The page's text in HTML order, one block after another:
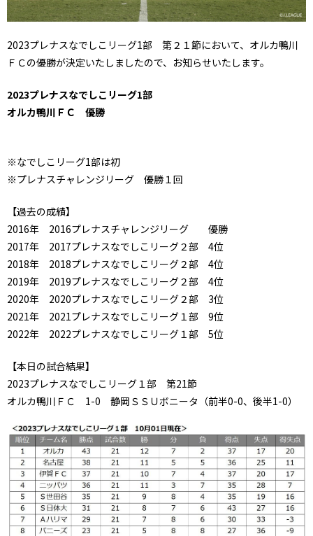
2023プレナスなでしこリーグ1部 第２１節において、オルカ鴨川
ＦＣの優勝が決定いたしましたので、お知らせいたします。
2023プレナスなでしこリーグ1部
オルカ鴨川ＦＣ 優勝
※なでしこリーグ1部は初
※プレナスチャレンジリーグ 優勝１回
【過去の成績】
2016年 2016プレナスチャレンジリーグ 優勝
2017年 2017プレナスなでしこリーグ２部 4位
2018年 2018プレナスなでしこリーグ２部 4位
2019年 2019プレナスなでしこリーグ２部 4位
2020年 2020プレナスなでしこリーグ２部 3位
2021年 2021プレナスなでしこリーグ１部 9位
2022年 2022プレナスなでしこリーグ１部 5位
【本日の試合結果】
2023プレナスなでしこリーグ１部 第21節
オルカ鴨川ＦＣ 1-0 静岡ＳＳＵボニータ（前半0-0、後半1-0）